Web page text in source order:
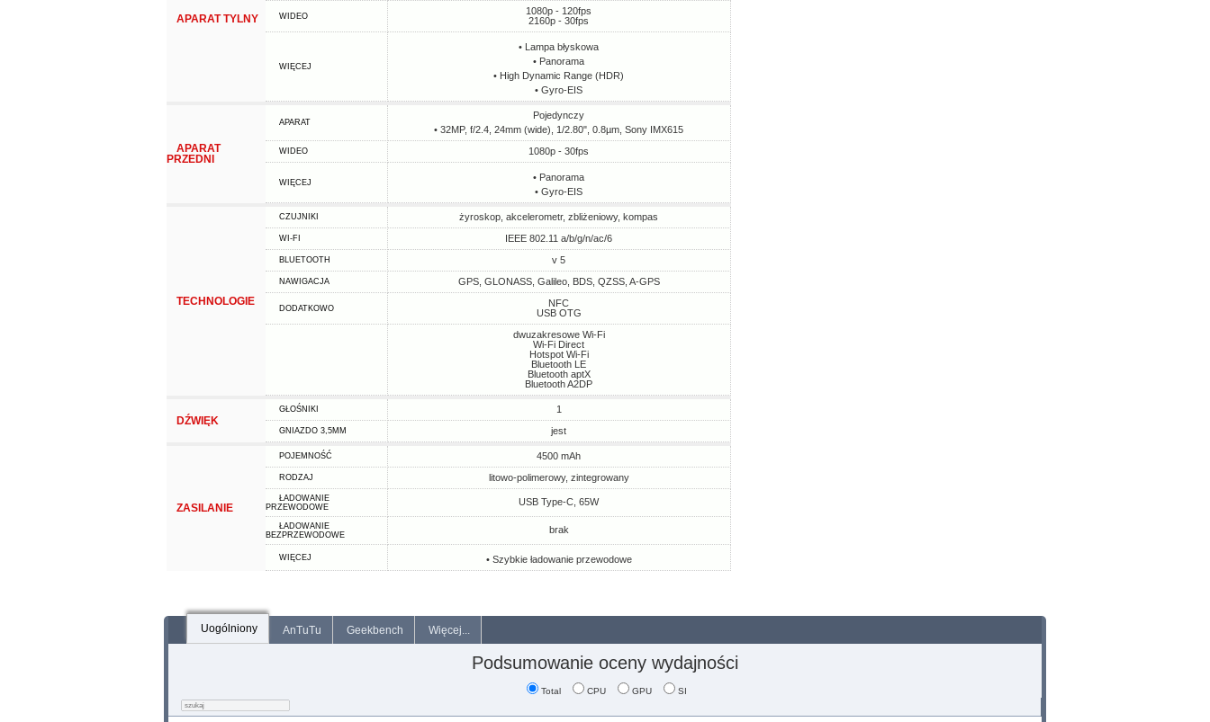
APARAT TYLNY WIDEO
1080p - 120fps
2160p - 30fps
WIĘCEJ
• Lampa błyskowa
• Panorama
• High Dynamic Range (HDR)
• Gyro-EIS
APARAT
PRZEDNI
APARAT
Pojedynczy
• 32MP, f/2.4, 24mm (wide), 1/2.80", 0.8µm, Sony IMX615
WIDEO 1080p - 30fps
WIĘCEJ
• Panorama
• Gyro-EIS
TECHNOLOGIE
CZUJNIKI żyroskop, akcelerometr, zbliżeniowy, kompas
WI-FI IEEE 802.11 a/b/g/n/ac/6
BLUETOOTH v 5
NAWIGACJA GPS, GLONASS, Galileo, BDS, QZSS, A-GPS
DODATKOWO
NFC
USB OTG
dwuzakresowe Wi-Fi
Wi-Fi Direct
Hotspot Wi-Fi
Bluetooth LE
Bluetooth aptX
Bluetooth A2DP
DŹWIĘK
GŁOŚNIKI 1
GNIAZDO 3,5MM jest
ZASILANIE
POJEMNOŚĆ 4500 mAh
RODZAJ litowo-polimerowy, zintegrowany
ŁADOWANIE
PRZEWODOWE
USB Type-C, 65W
ŁADOWANIE
BEZPRZEWODOWE
brak
WIĘCEJ • Szybkie ładowanie przewodowe
Uogólniony AnTuTu Geekbench Więcej...
Podsumowanie oceny wydajności
Total CPU GPU SI